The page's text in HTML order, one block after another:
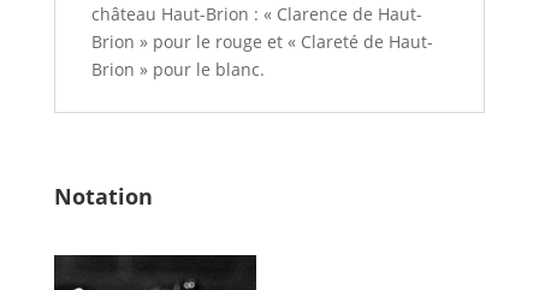
château Haut-Brion : « Clarence de Haut-
Brion » pour le rouge et « Clareté de Haut-
Brion » pour le blanc.
Notation